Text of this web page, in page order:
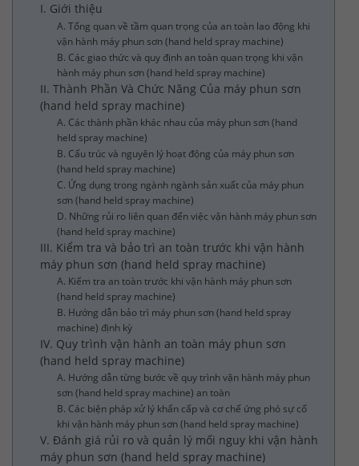
I. Giới thiệu
A. Tổng quan về tầm quan trọng của an toàn lao động khi
vận hành máy phun sơn (hand held spray machine)
B. Các giao thức và quy định an toàn quan trọng khi vận
hành máy phun sơn (hand held spray machine)
II. Thành Phần Và Chức Năng Của máy phun sơn
(hand held spray machine)
A. Các thành phần khác nhau của máy phun sơn (hand
held spray machine)
B. Cấu trúc và nguyên lý hoạt động của máy phun sơn
(hand held spray machine)
C. Ứng dụng trong ngành ngành sản xuất của máy phun
sơn (hand held spray machine)
D. Những rủi ro liên quan đến việc vận hành máy phun sơn
(hand held spray machine)
III. Kiểm tra và bảo trì an toàn trước khi vận hành
máy phun sơn (hand held spray machine)
A. Kiểm tra an toàn trước khi vận hành máy phun sơn
(hand held spray machine)
B. Hướng dẫn bảo trì máy phun sơn (hand held spray
machine) định kỳ
IV. Quy trình vận hành an toàn máy phun sơn
(hand held spray machine)
A. Hướng dẫn từng bước về quy trình vận hành máy phun
sơn (hand held spray machine) an toàn
B. Các biện pháp xử lý khẩn cấp và cơ chế ứng phó sự cố
khi vận hành máy phun sơn (hand held spray machine)
V. Đánh giá rủi ro và quản lý mối nguy khi vận hành
máy phun sơn (hand held spray machine)